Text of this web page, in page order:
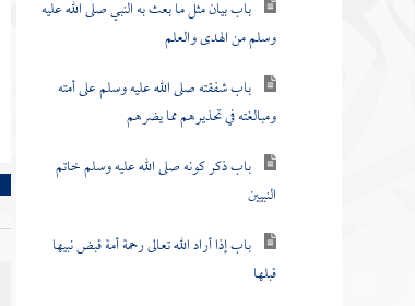
باب بيان مثل ما بعث به النبي صلى الله عليه
وسلم من الهدى والعلم
باب شفقته صلى الله عليه وسلم على أمته
ومبالغته في تحذيرهم مما يضرهم
باب ذكر كونه صلى الله عليه وسلم خاتم
النبيين
باب إذا أراد الله تعالى رحمة أمة قبض نبيها
قبلها